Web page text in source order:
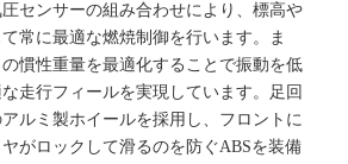
センサーの組み合わせにより、標高や
常に最適な燃焼制御を行います。ま
慣性重量を最適化することで振動を低
走行フィールを実現しています。足回
ルミ製ホイールを採用し、フロントに
がロックして滑るのを防ぐABSを装備